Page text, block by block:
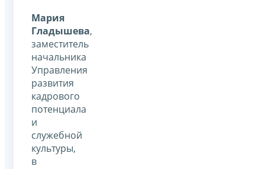
Мария
Гладышева,
заместитель
начальника
Управления
развития
кадрового
потенциала
и
служебной
культуры,
в